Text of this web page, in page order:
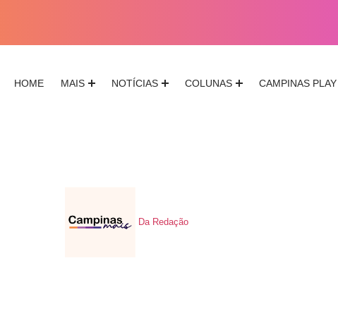
HOME MAIS NOTÍCIAS COLUNAS CAMPINAS PLAY
Da Redação